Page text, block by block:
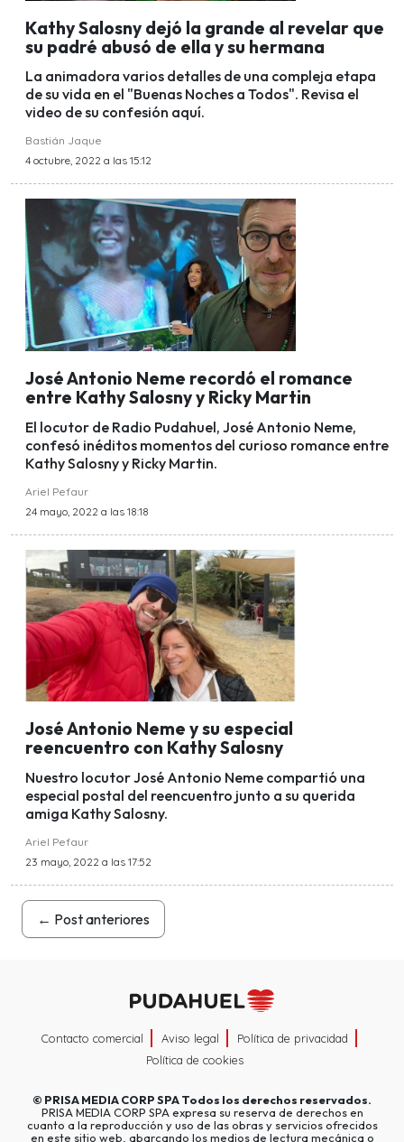
Kathy Salosny dejó la grande al revelar que
su padré abusó de ella y su hermana
La animadora varios detalles de una compleja etapa
de su vida en el "Buenas Noches a Todos". Revisa el
video de su confesión aquí.
Bastián Jaque
4 octubre, 2022 a las 15:12
José Antonio Neme recordó el romance
entre Kathy Salosny y Ricky Martin
El locutor de Radio Pudahuel, José Antonio Neme,
confesó inéditos momentos del curioso romance entre
Kathy Salosny y Ricky Martin.
Ariel Pefaur
24 mayo, 2022 a las 18:18
José Antonio Neme y su especial
reencuentro con Kathy Salosny
Nuestro locutor José Antonio Neme compartió una
especial postal del reencuentro junto a su querida
amiga Kathy Salosny.
Ariel Pefaur
23 mayo, 2022 a las 17:52
← Post anteriores
Contacto comercial Aviso legal
Política de privacidad
Política de cookies
© PRISA MEDIA CORP SPATodos los derechos reservados.
PRISA MEDIA CORP SPA expresa su reserva de derechos en
cuanto a la reproducción y uso de las obras y servicios ofrecidos
en este sitio web, abarcando los medios de lectura mecánica o